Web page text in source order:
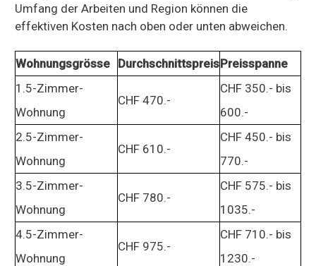
Umfang der Arbeiten und Region können die
effektiven Kosten nach oben oder unten abweichen.
Wohnungsgrösse DurchschnittspreisPreisspanne
1.5-Zimmer-
Wohnung
CHF 470.-
CHF 350.- bis
600.-
2.5-Zimmer-
Wohnung
CHF 610.-
CHF 450.- bis
770.-
3.5-Zimmer-
Wohnung
CHF 780.-
CHF 575.- bis
1035.-
4.5-Zimmer-
Wohnung
CHF 975.-
CHF 710.- bis
1230.-